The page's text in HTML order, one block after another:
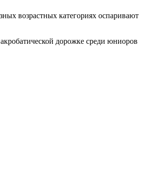
возрастных категориях оспаривают
дорожке среди юниоров